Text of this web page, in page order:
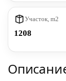
Участок, m2
1208